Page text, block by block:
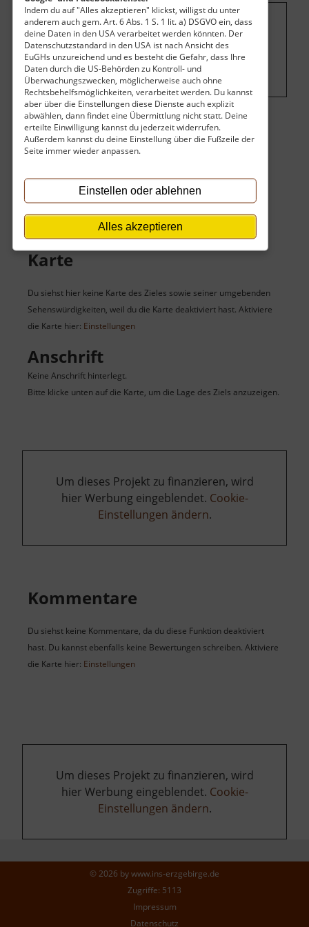
Indem du auf "Alles akzeptieren" klickst, willigst du unter
anderem auch gem. Art. 6 Abs. 1 S. 1 lit. a) DSGVO ein, dass
deine Daten in den USA verarbeitet werden könnten. Der
Datenschutzstandard in den USA ist nach Ansicht des
EuGHs unzureichend und es besteht die Gefahr, dass Ihre
Daten durch die US-Behörden zu Kontroll- und
Überwachungszwecken, möglicherweise auch ohne
Rechtsbehelfsmöglichkeiten, verarbeitet werden. Du kannst
aber über die Einstellungen diese Dienste auch explizit
abwählen, dann findet eine Übermittlung nicht statt. Deine
erteilte Einwilligung kannst du jederzeit widerrufen.
Außerdem kannst du deine Einstellung über die Fußzeile der
Seite immer wieder anpassen.
Einstellen oder ablehnen
Alles akzeptieren
Um dieses Projekt zu finanzieren, wird
hier Werbung eingeblendet.Cookie-
Einstellungen ändern
Eintritt
Keine Angaben vorhanden.
Karte
Du siehst hier keine Karte des Zieles sowie seiner umgebenden
Sehenswürdigkeiten, weil du die Karte deaktiviert hast. Aktiviere
die Karte hier: Einstellungen
Anschrift
Keine Anschrift hinterlegt.
Bitte klicke unten auf die Karte, um die Lage des Ziels anzuzeigen.
Um dieses Projekt zu finanzieren, wird
hier Werbung eingeblendet. Cookie-
Einstellungen ändern.
Kommentare
Du siehst keine Kommentare, da du diese Funktion deaktiviert
hast. Du kannst ebenfalls keine Bewertungen schreiben. Aktiviere
die Karte hier: Einstellungen
Um dieses Projekt zu finanzieren, wird
hier Werbung eingeblendet. Cookie-
Einstellungen ändern.
© 2026 bywww.ins-erzgebirge.de
Zugriffe: 5113
Impressum
Datenschutz